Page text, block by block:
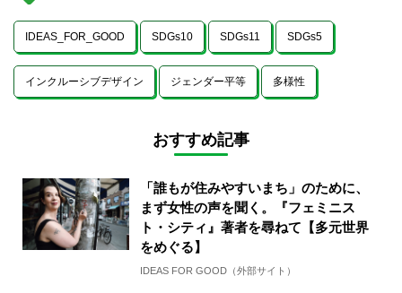
IDEAS_FOR_GOOD SDGs10 SDGs11 SDGs5
インクルーシブデザイン ジェンダー平等 多様性
おすすめ記事
「誰もが住みやすいまち」のために、
まず女性の声を聞く。『フェミニス
ト・シティ』著者を尋ねて【多元世界
をめぐる】
IDEAS FOR GOOD（外部サイト）